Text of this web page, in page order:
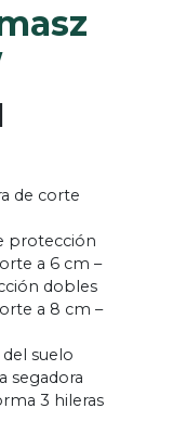
de corte
protección
a 6 cm –
dobles
a 8 cm –
suelo
segadora
3 hileras